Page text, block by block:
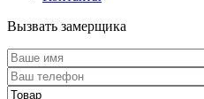
Вызвать замерщика